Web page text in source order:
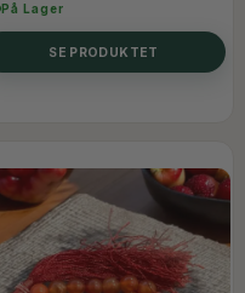
På Lager
SE PRODUKTET